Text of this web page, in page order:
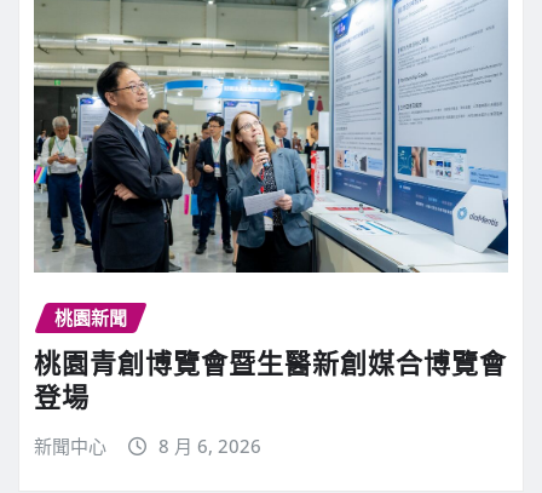
桃園新聞
桃園青創博覽會暨生醫新創媒合博覽會
登場
新聞中心 8 月 6, 2026